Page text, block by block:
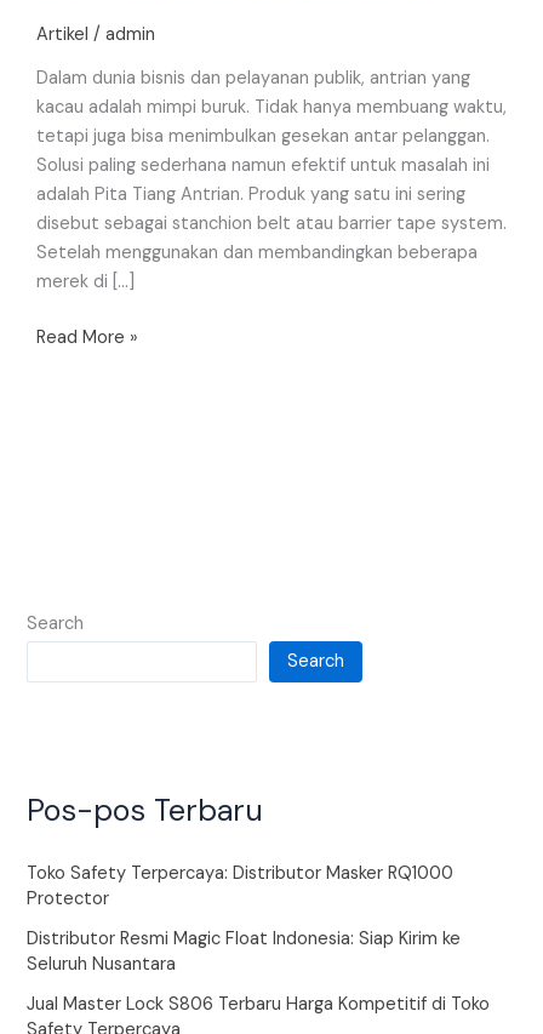
Artikel / admin
Dalam dunia bisnis dan pelayanan publik, antrian yang
kacau adalah mimpi buruk. Tidak hanya membuang waktu,
tetapi juga bisa menimbulkan gesekan antar pelanggan.
Solusi paling sederhana namun efektif untuk masalah ini
adalah Pita Tiang Antrian. Produk yang satu ini sering
disebut sebagai stanchion belt atau barrier tape system.
Setelah menggunakan dan membandingkan beberapa
merek di […]
Read More »
Search
Search
Pos-pos Terbaru
Toko Safety Terpercaya: Distributor Masker RQ1000
Protector
Distributor Resmi Magic Float Indonesia: Siap Kirim ke
Seluruh Nusantara
Jual Master Lock S806 Terbaru Harga Kompetitif di Toko